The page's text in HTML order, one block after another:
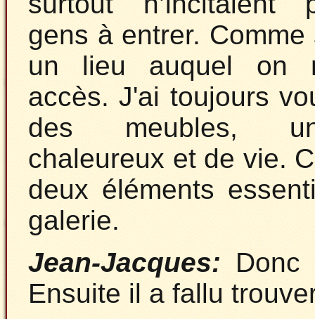
gens à entrer. Comme
un lieu auquel on
accès. J'ai toujours
des meubles,
chaleureux et de vie.
deux éléments
galerie.
Jean-Jacques:
Ensuite il a fallu